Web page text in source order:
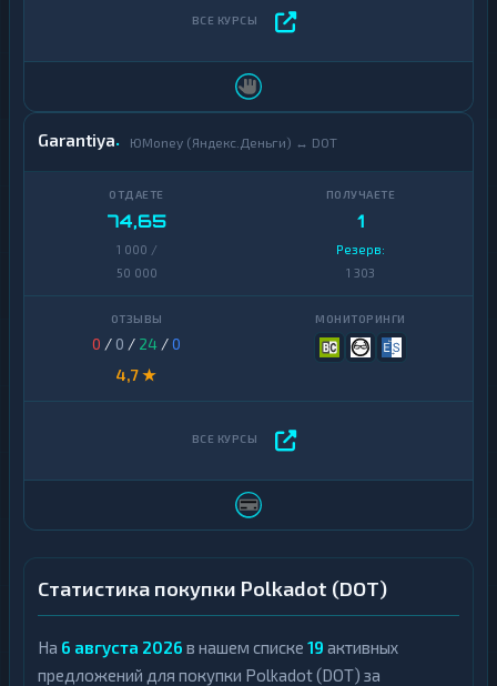
Garantiya ЮMoney (Яндекс.Деньги) ↔ DOT
74,65
1 000 /
50 000
1
Резерв:
1 303
0 / 0 / 24 /0
4,7 ★
Статистика покупки Polkadot (DOT)
На 6 августа 2026 в нашем списке 19 активных
предложений для покупки Polkadot (DOT) за